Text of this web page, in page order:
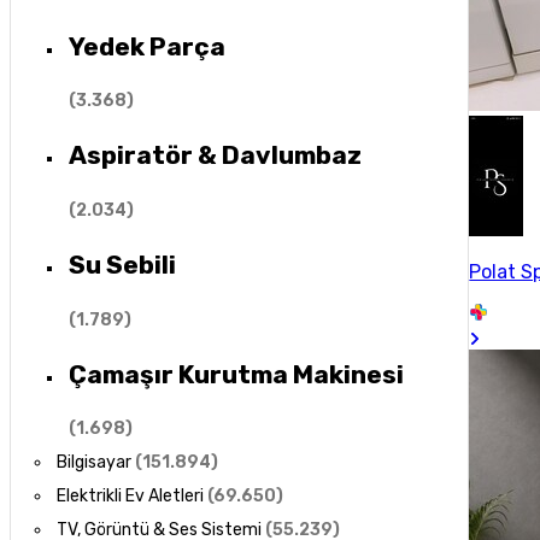
Yedek Parça
(3.368)
Aspiratör & Davlumbaz
(2.034)
Su Sebili
(1.789)
Çamaşır Kurutma Makinesi
(1.698)
Bilgisayar (151.894)
Elektrikli Ev Aletleri (69.650)
TV, Görüntü & Ses Sistemi (55.239)
Polat